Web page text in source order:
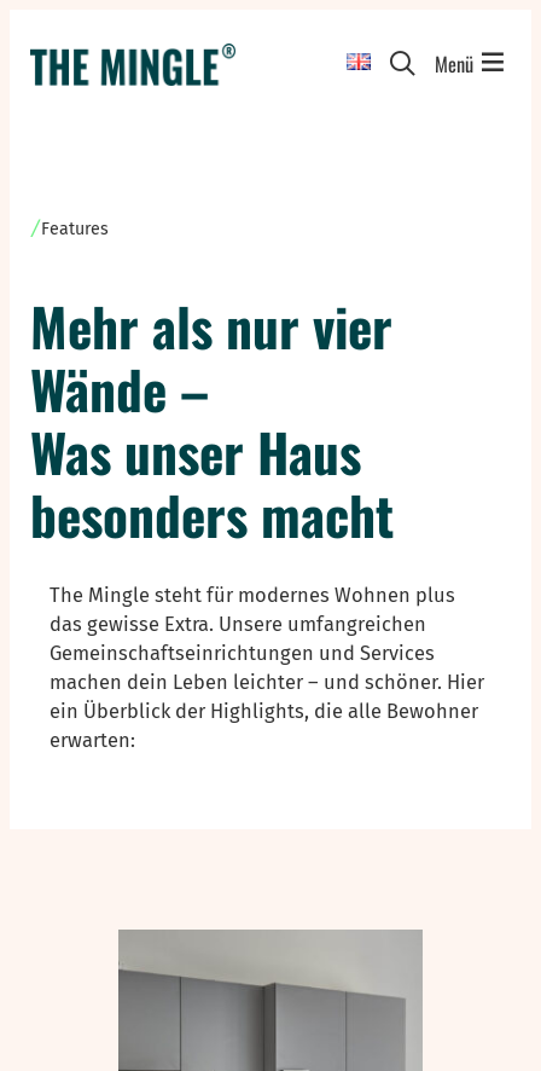
Inhalt
springen
Menü
Features
Mehr als nur vier
Wände –
Was unser Haus
besonders macht
The Mingle steht für modernes Wohnen plus
das gewisse Extra. Unsere umfangreichen
Gemeinschaftseinrichtungen und Services
machen dein Leben leichter – und schöner. Hier
ein Überblick der Highlights, die alle Bewohner
erwarten: